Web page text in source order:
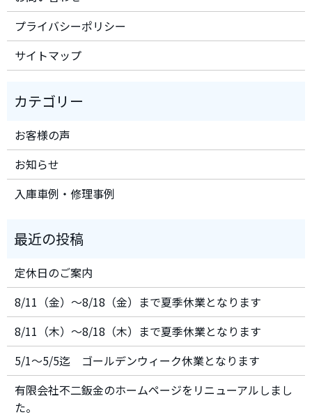
プライバシーポリシー
サイトマップ
お客様の声
お知らせ
入庫車例・修理事例
定休日のご案内
8/11（金）～8/18（金）まで夏季休業となります
8/11（木）～8/18（木）まで夏季休業となります
5/1～5/5迄 ゴールデンウィーク休業となります
有限会社不二鈑金のホームページをリニューアルしまし
た。